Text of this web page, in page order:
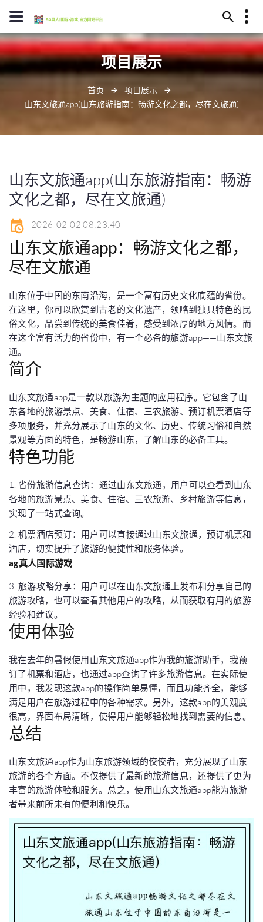
13594780409
南昌市甩坟山121号
j9bet@baidu.ag
项目展示
首页
项目展示
山东文旅通app(山东旅游指南：畅游文化之都，尽在文旅通)
山东文旅通app(山东旅游指南：畅游
文化之都，尽在文旅通)
2026-02-02 08:23:40
山东文旅通app：畅游文化之都，
尽在文旅通
山东位于中国的东南沿海，是一个富有历史文化底蕴的省份。
在这里，你可以欣赏到古老的文化遗产，领略到独具特色的民
俗文化，品尝到传统的美食佳肴，感受到浓厚的地方风情。而
在这个富有活力的省份中，有一个必备的旅游app——山东文旅
通。
简介
山东文旅通app是一款以旅游为主题的应用程序。它包含了山
东各地的旅游景点、美食、住宿、三农旅游、预订机票酒店等
多项服务，并充分展示了山东的文化、历史、传统习俗和自然
景观等方面的特色，是畅游山东，了解山东的必备工具。
特色功能
1. 省份旅游信息查询：通过山东文旅通，用户可以查看到山东
各地的旅游景点、美食、住宿、三农旅游、乡村旅游等信息，
实现了一站式查询。
2. 机票酒店预订：用户可以直接通过山东文旅通，预订机票和
酒店，切实提升了旅游的便捷性和服务体验。
ag真人国际游戏
3. 旅游攻略分享：用户可以在山东文旅通上发布和分享自己的
旅游攻略，也可以查看其他用户的攻略，从而获取有用的旅游
经验和建议。
使用体验
我在去年的暑假使用山东文旅通app作为我的旅游助手，我预
订了机票和酒店，也通过app查询了许多旅游信息。在实际使
用中，我发现这款app的操作简单易懂，而且功能齐全，能够
满足用户在旅游过程中的各种需求。另外，这款app的美观度
很高，界面布局清晰，使得用户能够轻松地找到需要的信息。
总结
山东文旅通app作为山东旅游领域的佼佼者，充分展现了山东
旅游的各个方面。不仅提供了最新的旅游信息，还提供了更为
丰富的旅游体验和服务。总之，使用山东文旅通app能为旅游
者带来前所未有的便利和快乐。